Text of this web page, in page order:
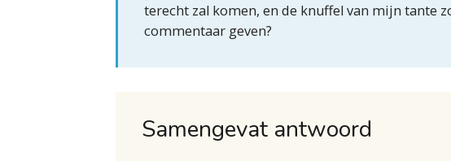
terecht zal komen, en de knuffel van mijn tante
commentaar geven?
Samengevat antwoord